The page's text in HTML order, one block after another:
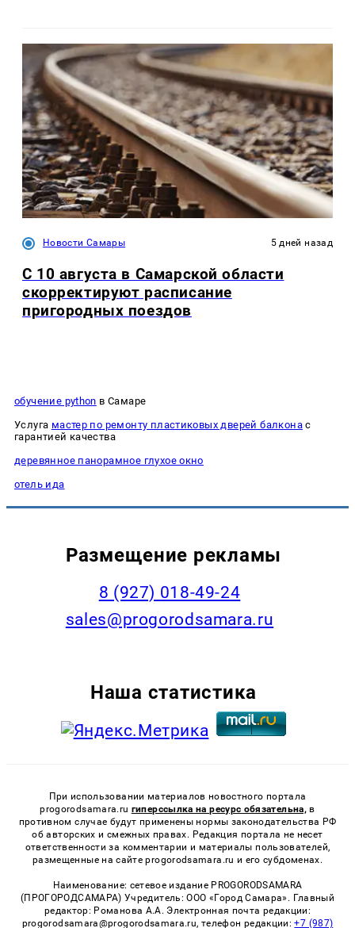
Новости Самары 5 дней назад
С 10 августа в Самарской области
скорректируют расписание
пригородных поездов
обучение python в Самаре
Услуга мастер по ремонту пластиковых дверей балконас
гарантией качества
деревянное панорамное глухое окно
отель ида
Размещение рекламы
8 (927) 018-49-24
sales@progorodsamara.ru
Наша статистика
При использовании материалов новостного портала
progorodsamara.ru гиперссылка на ресурс обязательна, в
противном случае будут применены нормы законодательства РФ
об авторских и смежных правах. Редакция портала не несет
ответственности за комментарии и материалы пользователей,
размещенные на сайте progorodsamara.ru и его субдоменах.
Наименование: сетевое издание PROGORODSAMARA
(ПРОГОРОДСАМАРА) Учредитель: ООО «Город Самара». Главный
редактор: Романова А.А. Электронная почта редакции:
progorodsamara@progorodsamara.ru, телефон редакции:+7 (987)